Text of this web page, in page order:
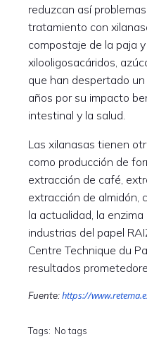
reduzcan así
tratamiento con
compostaje de la paja
xilooligosacáridos,
que han despertado
años por su impacto
intestinal y la salud.
Las xilanasas tienen
como producción de
extracción de café,
extracción de almidón,
la actualidad, la
industrias del papel
Centre Technique du
resultados
Fuente:https://
Tags: No tags